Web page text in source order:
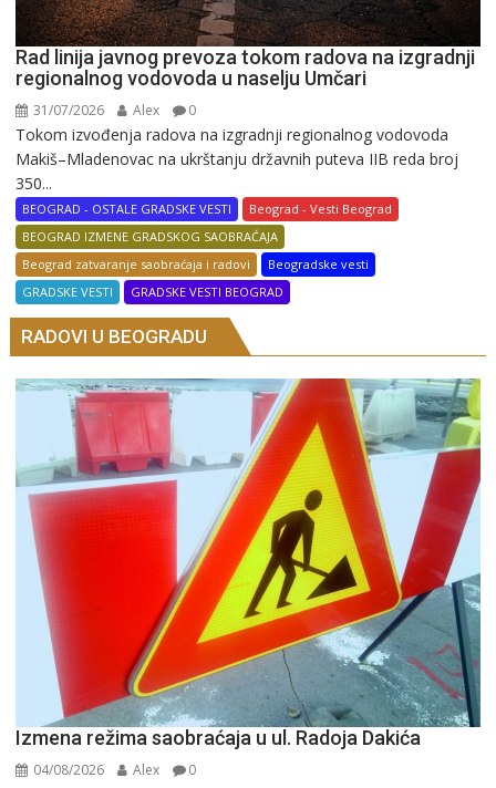
Rad linija javnog prevoza tokom radova na izgradnji
regionalnog vodovoda u naselju Umčari
31/07/2026 Alex 0
Tokom izvođenja radova na izgradnji regionalnog vodovoda
Makiš–Mladenovac na ukrštanju državnih puteva IIB reda broj
350...
BEOGRAD - OSTALE GRADSKE VESTI
Beograd - Vesti Beograd
BEOGRAD IZMENE GRADSKOG SAOBRAĆAJA
Beograd zatvaranje saobraćaja i radovi
Beogradske vesti
GRADSKE VESTI
GRADSKE VESTI BEOGRAD
RADOVI U BEOGRADU
Izmena režima saobraćaja u ul. Radoja Dakića
04/08/2026 Alex 0